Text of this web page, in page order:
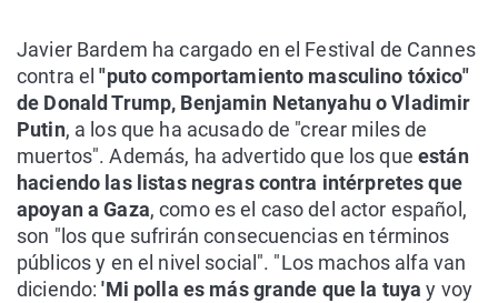
Javier Bardem ha cargado en el Festival de Cannes
contra el"puto comportamiento masculino tóxico"
de Donald Trump, Benjamin Netanyahu o Vladimir
Putin, a los que ha acusado de "crear miles de
muertos". Además, ha advertido que los queestán
haciendo las listas negras contra intérpretes que
apoyan a Gaza, como es el caso del actor español,
son "los que sufrirán consecuencias en términos
públicos y en el nivel social". "Los machos alfa van
diciendo:'Mi polla es más grande que la tuya y voy